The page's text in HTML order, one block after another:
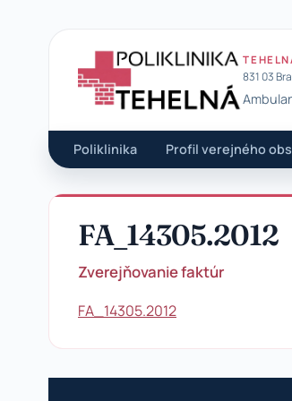
831 03
Poliklinika Profil verejného
FA_14305.2012
Zverejňovanie faktúr
FA_14305.2012